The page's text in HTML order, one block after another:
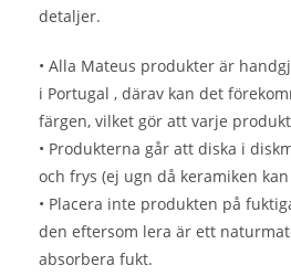
detaljer.
• Alla Mateus produkter är
i Portugal , därav kan det
färgen, vilket gör att varje
• Produkterna går att diska i
och frys (ej ugn då keramiken
• Placera inte produkten på
den eftersom lera är ett
absorbera fukt.